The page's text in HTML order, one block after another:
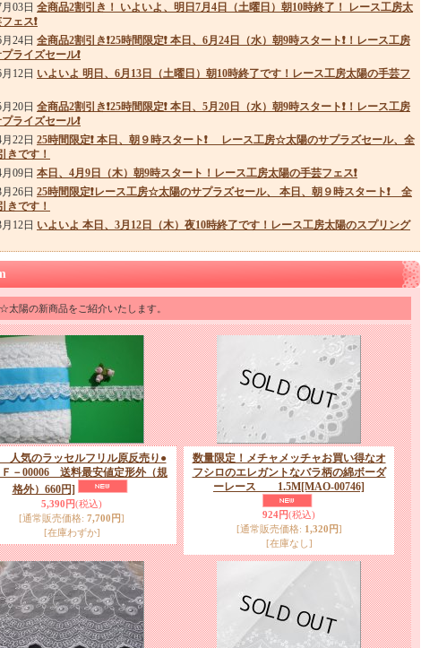
03日 全商品2割引き！ いよいよ、明日7月4日（土曜日）朝10時終了！ レース工房太
ェス❗
24日 全商品2割引き❗25時間限定❗ 本日、6月24日（水）朝9時スタート❗！レース工房
ライズセール❗
12日 いよいよ 明日、6月13日（土曜日）朝10時終了です！レース工房太陽の手芸フ
20日 全商品2割引き❗25時間限定❗ 本日、5月20日（水）朝9時スタート❗！レース工房
ライズセール❗
22日 25時間限定❗ 本日、朝９時スタート❗ レース工房☆太陽のサプラズセール、全
きです！
09日 本日、4月9日（木）朝9時スタート！レース工房太陽の手芸フェス❗
26日 25時間限定❗レース工房☆太陽のサプラズセール、 本日、朝９時スタート❗ 全
きです！
12日 いよいよ 本日、3月12日（木）夜10時終了です！レース工房太陽のスプリング
太陽の新商品をご紹介いたします。
人気のラッセルフリル原反売り●
Ｆ－00006 送料最安値定形外（規
格外）660円]
5,390円(税込)
[通常販売価格: 7,700円]
[在庫わずか]
数量限定！メチャメッチャお買い得なオ
フシロのエレガントなバラ柄の綿ボーダ
ーレース 1.5M[MAO-00746]
924円(税込)
[通常販売価格: 1,320円]
[在庫なし]